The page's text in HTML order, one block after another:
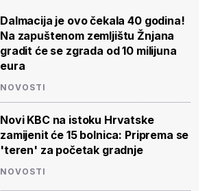
Dalmacija je ovo čekala 40 godina!
Na zapuštenom zemljištu Žnjana
gradit će se zgrada od 10 milijuna
eura
NOVOSTI
Novi KBC na istoku Hrvatske
zamijenit će 15 bolnica: Priprema se
'teren' za početak gradnje
NOVOSTI